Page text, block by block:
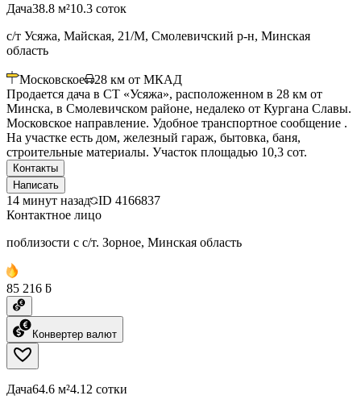
Дача38.8 м²10.3 соток
с/т Усяжа, Майская, 21/М, Смолевичский р-н, Минская
область
Московское 28 км от МКАД
Продается дача в СТ «Усяжа», расположенном в 28 км от
Минска, в Смолевичском районе, недалеко от Кургана Славы.
Московское направление. Удобное транспортное сообщение .
На участке есть дом, железный гараж, бытовка, баня,
строительные материалы. Участок площадью 10,3 сот.
Контакты
Написать
14 минут назад ID 4166837
Контактное лицо
поблизости с с/т. Зорное, Минская область
85 216 ƃ
Конвертер валют
Дача64.6 м²4.12 сотки